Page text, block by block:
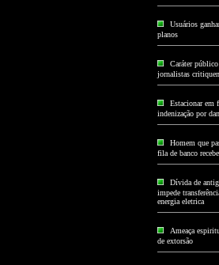
Usuários
planos
Caráter
jornalistas
Estacionar em
indenização por
Homem que
fila de banco
Dívida de
impede
energia eletrica
Ameaça
de extorsão